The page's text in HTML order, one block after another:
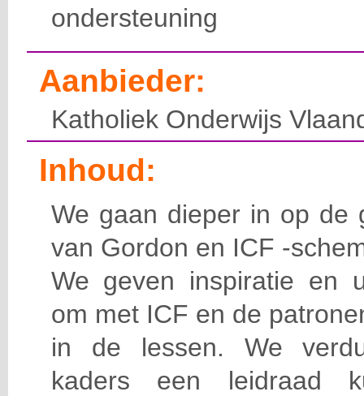
ondersteuning
Aanbieder:
Katholiek Onderwijs
Inhoud:
We gaan dieper in op de
van Gordon en ICF -
We geven inspiratie en
om met ICF en de
in de lessen. We
kaders een leidraad